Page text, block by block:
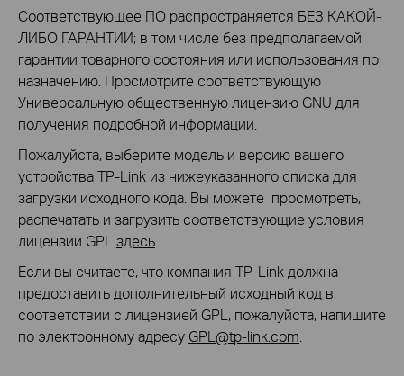
Соответствующее ПО распространяется БЕЗ КАКОЙ-
ЛИБО ГАРАНТИИ; в том числе без предполагаемой
гарантии товарного состояния или использования по
назначению. Просмотрите соответствующую
Универсальную общественную лицензию GNU для
получения подробной информации.
Пожалуйста, выберите модель и версию вашего
устройства TP-Link из нижеуказанного списка для
загрузки исходного кода. Вы можете просмотреть,
распечатать и загрузить соответствующие условия
лицензии GPL здесь
Если вы считаете, что компания TP-Link должна
предоставить дополнительный исходный код в
соответствии с лицензией GPL, пожалуйста, напишите
по электронному адресу GPL@tp-link.com